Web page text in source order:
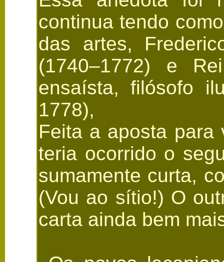
continua tendo
das artes,
(1740–1772) e
ensaísta, filósofo
1778),
Feita a aposta para
teria ocorrido o
sumamente curta,
(Vou ao sítio!) O
carta ainda bem